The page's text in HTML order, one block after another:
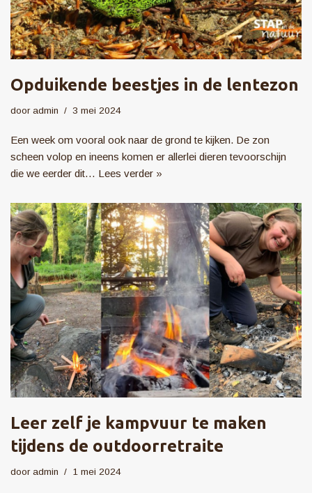
Opduikende beestjes in de lentezon
door admin 3 mei 2024
Een week om vooral ook naar de grond te kijken. De zon
scheen volop en ineens komen er allerlei dieren tevoorschijn
die we eerder dit… Lees verder »
Leer zelf je kampvuur te maken
tijdens de outdoorretraite
door admin 1 mei 2024